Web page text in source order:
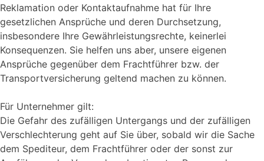
Reklamation oder Kontaktaufnahme hat für Ihre
gesetzlichen Ansprüche und deren Durchsetzung,
insbesondere Ihre Gewährleistungsrechte, keinerlei
Konsequenzen. Sie helfen uns aber, unsere eigenen
Ansprüche gegenüber dem Frachtführer bzw. der
Transportversicherung geltend machen zu können.
Für Unternehmer gilt:
Die Gefahr des zufälligen Untergangs und der zufälligen
Verschlechterung geht auf Sie über, sobald wir die Sache
dem Spediteur, dem Frachtführer oder der sonst zur